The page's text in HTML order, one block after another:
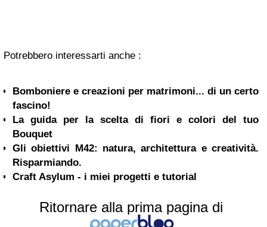
Potrebbero interessarti anche :
Bomboniere e creazioni per matrimoni... di un certo
fascino!
La guida per la scelta di fiori e colori del tuo
Bouquet
Gli obiettivi M42: natura, architettura e creatività.
Risparmiando.
Craft Asylum - i miei progetti e tutorial
Ritornare alla prima pagina di